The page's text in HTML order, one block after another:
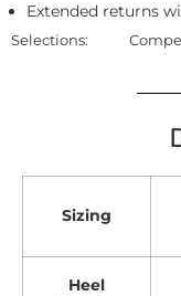
Extended returns
Selections:
Sizing
Heel